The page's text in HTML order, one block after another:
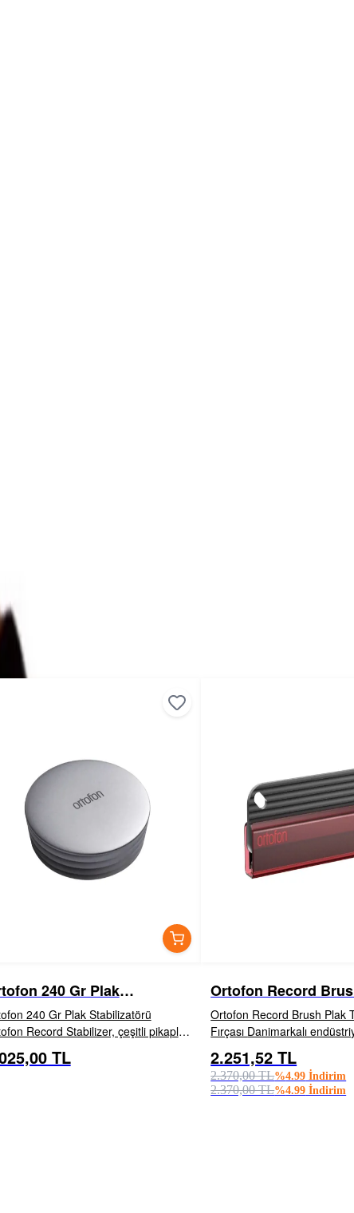
240 Gr Plak
240 Gr Plak Stabilizatörü
Record Stabilizer, çeşitli pikapları
bir şekilde tamamlayacak
titizlikle tasarlanmış Standart ve
TL
İNCELE
Ortofon Record
Temizleme Fırçası
Ortofon Record Brush Plak
Fırçası Danimarkalı endüstriyel tasarımcı
M&oslash;ller Jensen
Design tarafından
Plak Fırçası, her m&uu...
2.251,52 TL
2.370,00 TL%4.99 İndirim
2.370,00 TL%4.99 İndirim
İNCELE